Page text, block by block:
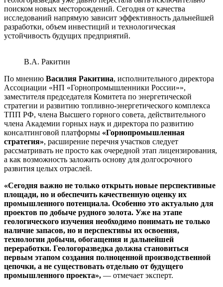
поиском новых месторождений. Сегодня от качества
исследований напрямую зависит эффективность дальнейшей
разработки, объем инвестиций и технологическая
устойчивость будущих предприятий.
В.А. Ракитин
По мнению Василия Ракитина, исполнительного директора
Ассоциации «НП «Горнопромышленники России»»,
заместителя председателя Комитета по энергетической
стратегии и развитию топливно-энергетического комплекса
ТПП РФ, члена Высшего горного совета, действительного
члена Академии горных наук и директора по развитию
консалтинговой платформы «Горнопромышленная
стратегия», расширение перечня участков следует
рассматривать не просто как очередной этап лицензирования,
а как возможность заложить основу для долгосрочного
развития целых отраслей.
«Сегодня важно не только открыть новые перспективные
площади, но и обеспечить качественную оценку их
промышленного потенциала. Особенно это актуально для
проектов по добыче рудного золота. Уже на этапе
геологического изучения необходимо понимать не только
наличие запасов, но и перспективы их освоения,
технологии добычи, обогащения и дальнейшей
переработки. Геологоразведка должна становиться
первым этапом создания полноценной производственной
цепочки, а не существовать отдельно от будущего
промышленного проекта», — отмечает эксперт.